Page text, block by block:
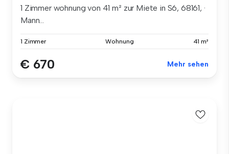
1 Zimmer wohnung von 41 m² zur Miete in S6, 68161, ·
Mann...
1 Zimmer Wohnung 41 m²
€ 670 Mehr sehen